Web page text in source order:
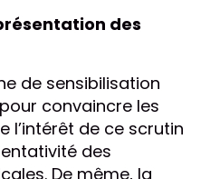
des
de sensibilisation
convaincre les
l’intérêt de ce scrutin
des
De même, la